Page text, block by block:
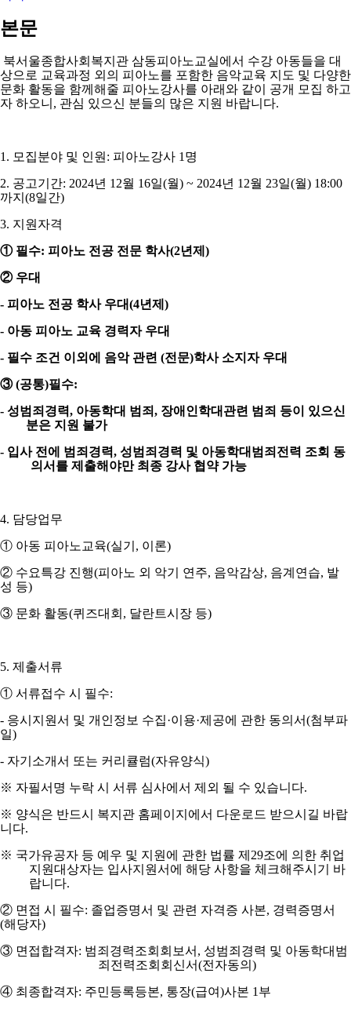
본문
북서울종합사회복지관 삼동피아노교실에서 수강 아동들을 대
상으로 교육과정 외의 피아노를 포함한 음악교육 지도 및 다양한
문화 활동을 함께해줄 피아노강사를 아래와 같이 공개 모집 하고
자 하오니 , 관심 있으신 분들의 많은 지원 바랍니다.
1. 모집분야 및 인원 : 피아노강사 1 명
2. 공고기간: 2024년 12월 16일(월) ~ 2024년 12월 23일(월) 18:00
까지 (8일간)
3. 지원자격
① 필수: 피아노 전공 전문 학사(2년제 )
② 우대
- 피아노 전공 학사 우대(4년제 )
- 아동 피아노 교육 경력자 우대
- 필수 조건 이외에 음악 관련 (전문)학사 소지자 우대
③(공통)필수:
- 성범죄경력, 아동학대 범죄, 장애인학대관련 범죄 등이 있으신
분은 지원 불가
- 입사 전에 범죄경력, 성범죄경력 및 아동학대범죄전력 조회 동
의서를 제출해야만 최종 강사 협약 가능
4. 담당업무
① 아동 피아노교육(실기 , 이론)
② 수요특강 진행(피아노 외 악기 연주, 음악감상, 음계연습, 발
성 등)
③ 문화 활동(퀴즈대회 , 달란트시장 등)
5. 제출서류
① 서류접수 시 필수:
- 응시지원서 및 개인정보 수집·이용·제공에 관한 동의서(첨부파
일)
- 자기소개서 또는 커리큘럼(자유양식)
※ 자필서명 누락 시 서류 심사에서 제외 될 수 있습니다.
※ 양식은 반드시 복지관 홈페이지에서 다운로드 받으시길 바랍
니다.
※ 국가유공자 등 예우 및 지원에 관한 법률 제 29조에 의한 취업
지원대상자는 입사지원서에 해당 사항을 체크해주시기 바
랍니다.
② 면접 시 필수: 졸업증명서 및 관련 자격증 사본, 경력증명서
(해당자)
③ 면접합격자: 범죄경력조회회보서 , 성범죄경력 및 아동학대범
죄전력조회회신서(전자동의)
④ 최종합격자: 주민등록등본, 통장(급여)사본 1 부